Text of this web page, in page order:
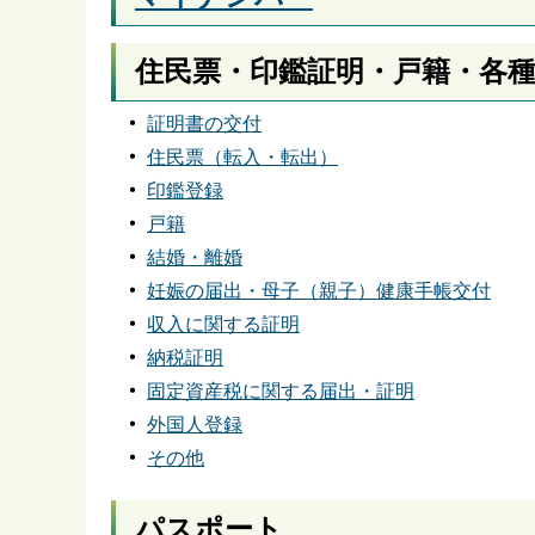
住民票・印鑑証明・戸籍・各
証明書の交付
住民票（転入・転出）
印鑑登録
戸籍
結婚・離婚
妊娠の届出・母子（親子）健康手帳交付
収入に関する証明
納税証明
固定資産税に関する届出・証明
外国人登録
その他